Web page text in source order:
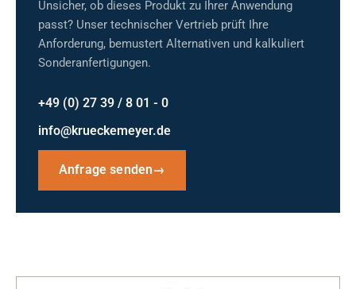
Unsicher, ob dieses Produkt zu Ihrer Anwendung
passt? Unser technischer Vertrieb prüft Ihre
Anforderung, bemustert Alternativen und kalkuliert
Sonderanfertigungen.
+49 (0) 27 39 / 8 01 - 0
info@krueckemeyer.de
Anfrage senden→